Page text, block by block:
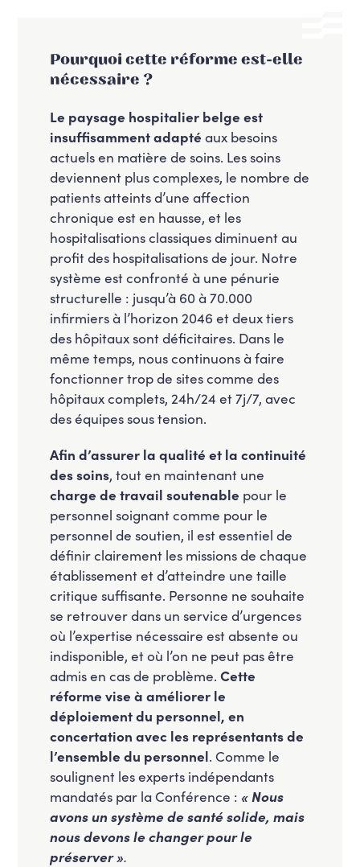
Pourquoi cette réforme est-elle
nécessaire ?
Le paysage hospitalier belge est
insuffisamment adapté aux besoins
actuels en matière de soins. Les soins
deviennent plus complexes, le nombre de
patients atteints d’une affection
chronique est en hausse, et les
hospitalisations classiques diminuent au
profit des hospitalisations de jour. Notre
système est confronté à une pénurie
structurelle : jusqu’à 60 à 70.000
infirmiers à l’horizon 2046 et deux tiers
des hôpitaux sont déficitaires. Dans le
même temps, nous continuons à faire
fonctionner trop de sites comme des
hôpitaux complets, 24h/24 et 7j/7, avec
des équipes sous tension.
Afin d’assurer la qualité et la continuité
des soins, tout en maintenant une
charge de travail soutenable pour le
personnel soignant comme pour le
personnel de soutien, il est essentiel de
définir clairement les missions de chaque
établissement et d’atteindre une taille
critique suffisante. Personne ne souhaite
se retrouver dans un service d’urgences
où l’expertise nécessaire est absente ou
indisponible, et où l’on ne peut pas être
admis en cas de problème.Cette
réforme vise à améliorer le
déploiement du personnel, en
concertation avec les représentants de
l’ensemble du personnel. Comme le
soulignent les experts indépendants
mandatés par la Conférence : « Nous
avons un système de santé solide, mais
nous devons le changer pour le
préserver ».